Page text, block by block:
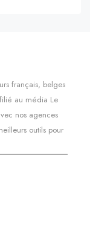
français, belges
au média Le
nos agences
outils pour